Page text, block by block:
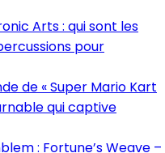
Arts : qui sont les
pour
de « Super Mario Kart
qui captive
: Fortune’s Weave –